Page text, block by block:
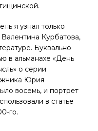
я узнал только
Курбатова,
Буквально
в альманахе «День
о серии
Юрия
восемь, и портрет
в статье
го.